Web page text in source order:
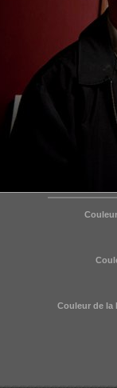
Couleur de la